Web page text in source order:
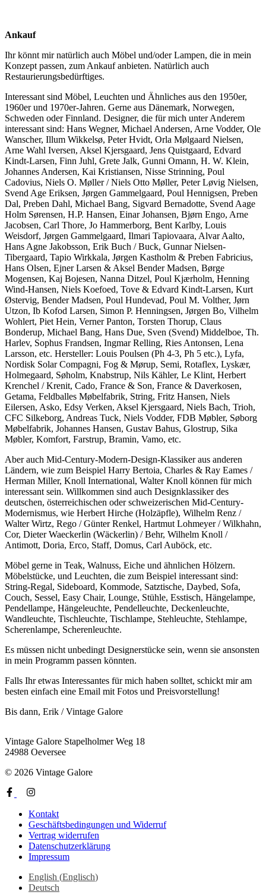
Ankauf
Ihr könnt mir natürlich auch Möbel und/oder Lampen, die in mein
Konzept passen, zum Ankauf anbieten. Natürlich auch
Restaurierungsbedürftiges.
Interessant sind Möbel, Leuchten und Ähnliches aus den 1950er,
1960er und 1970er-Jahren. Gerne aus Dänemark, Norwegen,
Schweden oder Finnland. Designer, die für mich unter Anderem
interessant sind: Hans Wegner, Michael Andersen, Arne Vodder, Ole
Wanscher, Illum Wikkelsø, Peter Hvidt, Orla Mølgaard Nielsen,
Arne Wahl Iversen, Aksel Kjersgaard, Jens Quistgaard, Edvard
Kindt-Larsen, Finn Juhl, Grete Jalk, Gunni Omann, H. W. Klein,
Johannes Andersen, Kai Kristiansen, Nisse Strinning, Poul
Cadovius, Niels O. Møller / Niels Otto Møller, Peter Løvig Nielsen,
Svend Age Eriksen, Jørgen Gammelgaard, Poul Hennigsen, Preben
Dal, Preben Dahl, Michael Bang, Sigvard Bernadotte, Svend Aage
Holm Sørensen, H.P. Hansen, Einar Johansen, Bjørn Engo, Arne
Jacobsen, Carl Thore, Jo Hammerborg, Bent Karlby, Louis
Weisdorf, Jørgen Gammelgaard, Ilmari Tapiovaara, Alvar Aalto,
Hans Agne Jakobsson, Erik Buch / Buck, Gunnar Nielsen-
Tibergaard, Tapio Wirkkala, Jørgen Kastholm & Preben Fabricius,
Hans Olsen, Ejner Larsen & Aksel Bender Madsen, Børge
Mogensen, Kaj Bojesen, Nanna Ditzel, Poul Kjærholm, Henning
Wind-Hansen, Niels Koefoed, Tove & Edvard Kindt-Larsen, Kurt
Østervig, Bender Madsen, Poul Hundevad, Poul M. Volther, Jørn
Utzon, Ib Kofod Larsen, Simon P. Henningsen, Jørgen Bo, Vilhelm
Wohlert, Piet Hein, Verner Panton, Torsten Thorup, Claus
Bonderup, Michael Bang, Hans Due, Sven (Svend) Middelboe, Th.
Harlev, Sophus Frandsen, Ingmar Relling, Ries Antonsen, Lena
Larsson, etc. Hersteller: Louis Poulsen (Ph 4-3, Ph 5 etc.), Lyfa,
Nordisk Solar Compagni, Fog & Mørup, Semi, Rotaflex, Lyskær,
Holmegaard, Søholm, Knabstrup, Nils Kähler, Le Klint, Herbert
Krenchel / Krenit, Cado, France & Son, France & Daverkosen,
Getama, Feldballes Møbelfabrik, String, Fritz Hansen, Niels
Eilersen, Asko, Edsy Verken, Aksel Kjersgaard, Niels Bach, Trioh,
CFC Silkeborg, Andreas Tuck, Niels Vodder, FDB Møbler, Søborg
Møbelfabrik, Johannes Hansen, Gustav Bahus, Glostrup, Sika
Møbler, Komfort, Farstrup, Bramin, Vamo, etc.
Aber auch Mid-Century-Modern-Design-Klassiker aus anderen
Ländern, wie zum Beispiel Harry Bertoia, Charles & Ray Eames /
Herman Miller, Knoll International, Walter Knoll können für mich
interessant sein. Willkommen sind auch Designklassiker des
deutschen, österreichischen oder schweizerischen Mid-Century-
Modernismus, wie Herbert Hirche (Holzäpfle), Wilhelm Renz /
Walter Wirtz, Rego / Günter Renkel, Hartmut Lohmeyer / Wilkhahn,
Cor, Dieter Waeckerlin (Wäckerlin) / Behr, Wilhelm Knoll /
Antimott, Doria, Erco, Staff, Domus, Carl Auböck, etc.
Möbel gerne in Teak, Walnuss, Eiche und ähnlichen Hölzern.
Möbelstücke, und Leuchten, die zum Beispiel interessant sind:
String-Regal, Sideboard, Kommode, Satztische, Daybed, Sofa,
Couch, Sessel, Easy Chair, Lounge, Stühle, Esstisch, Hängelampe,
Pendellampe, Hängeleuchte, Pendelleuchte, Deckenleuchte,
Wandleuchte, Tischleuchte, Tischlampe, Stehleuchte, Stehlampe,
Scherenlampe, Scherenleuchte.
Es müssen nicht unbedingt Designerstücke sein, wenn sie ansonsten
in mein Programm passen könnten.
Falls Ihr etwas Interessantes für mich haben solltet, schickt mir am
besten einfach eine Email mit Fotos und Preisvorstellung!
Bis dann, Erik / Vintage Galore
Vintage Galore Stapelholmer Weg 18
24988 Oeversee
© 2026 Vintage Galore
Kontakt
Geschäftsbedingungen und Widerruf
Vertrag widerrufen
Datenschutzerklärung
Impressum
English (Englisch)
Deutsch